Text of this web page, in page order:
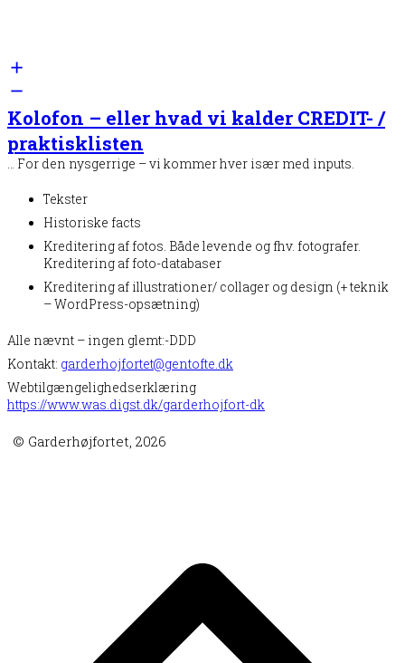
Kolofon – eller hvad vi kalder CREDIT- /
praktisklisten
… For den nysgerrige – vi kommer hver især med inputs.
Tekster
Historiske facts
Kreditering af fotos. Både levende og fhv. fotografer.
Kreditering af foto-databaser
Kreditering af illustrationer/ collager og design (+ teknik
– WordPress-opsætning)
Alle nævnt – ingen glemt:-DDD
Kontakt: garderhojfortet@gentofte.dk
Webtilgængelighedserklæring
https://www.was.digst.dk/garderhojfort-dk
© Garderhøjfortet, 2026